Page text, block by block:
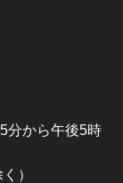
分から午後5時
）